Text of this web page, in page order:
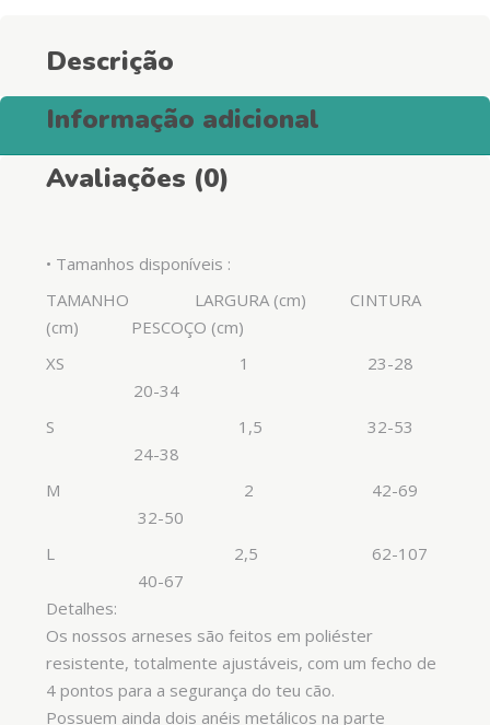
Descrição
Informação adicional
Avaliações (0)
• Tamanhos disponíveis :
TAMANHO LARGURA (cm) CINTURA
(cm) PESCOÇO (cm)
XS 1 23-28
20-34
S 1,5 32-53
24-38
M 2 42-69
32-50
L 2,5 62-107
40-67
Detalhes:
Os nossos arneses são feitos em poliéster
resistente, totalmente ajustáveis, com um fecho de
4 pontos para a segurança do teu cão.
Possuem ainda dois anéis metálicos na parte